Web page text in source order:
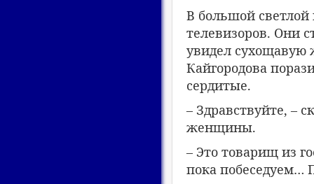
В большой светлой
телевизоров. Они
увидел сухощавую
Кайгородова
сердитые.
– Здравствуйте, –
женщины.
– Это товарищ из
пока побеседуем…